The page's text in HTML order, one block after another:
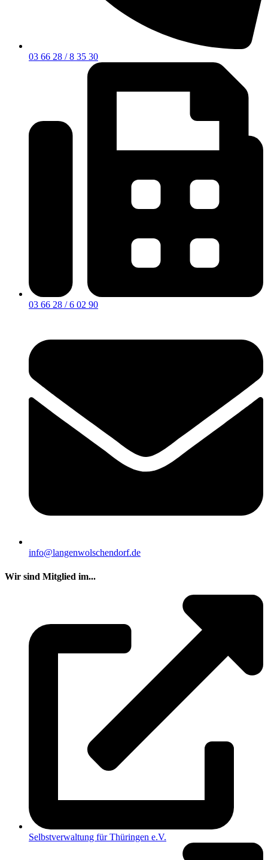
03 66 28 / 8 35 30
03 66 28 / 6 02 90
info@langenwolschendorf.de
Wir sind Mitglied im...
Selbstverwaltung für Thüringen e.V.